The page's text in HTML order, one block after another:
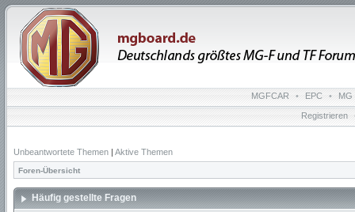
MGFCAR • EPC • MG
Registrieren
Unbeantwortete Themen | Aktive Themen
Foren-Übersicht
Häufig gestellte Fragen